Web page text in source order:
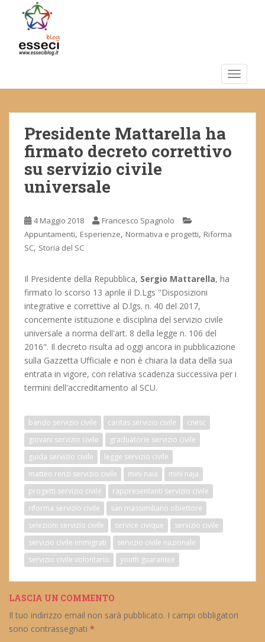
m
Presidente Mattarella ha
firmato decreto correttivo
su servizio civile
universale
4 Maggio 2018
Francesco Spagnolo
Appuntamenti, Esperienze, Normativa e progetti, Riforma
SC, Storia del SC
Il Presidente della Repubblica, Sergio Mattarella, ha
firmato lo scorso 13 aprile il D.Lgs "Disposizioni
integrative e correttive al D.lgs. n. 40 del 2017,
concernente istituzione e disciplina del servizio civile
universale a norma dell'art. 8 della legge n. 106 del
2016". Il decreto risulta ad oggi ancora in pubblicazione
sulla Gazzetta Ufficiale e non è chiara la data della sua
entrata in vigore, con relativa scadenza successiva per i
termini dell'accreditamento al SCU.
bando servizio civile caritas servizio civile
cnesc
giovani servizio civile
graduatorie servizio civile
guida servizio civile
legge servizio civile
matteo renzi servizio civile
mini naia
mini naja
progetti servizio civile
rappresentanti servizio civile
riforma servizio civile
san massimiliano obiettore
selezioni servizio civile
service civique
servizio civile
servizio civile immigrati
servizio civile nazionale
servizio civile volontario
youth guarantee
LASCIA UN COMMENTO
Il tuo indirizzo email non sarà pubblicato. I campi obbligatori
sono contrassegnati *